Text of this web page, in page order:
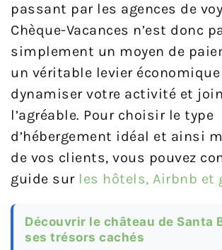
passant par les agences de
Chèque-Vacances n’est donc
simplement un moyen de
un véritable levier
dynamiser votre activité et
l’agréable. Pour choisir le type
d’hébergement idéal et ainsi
de vos clients, vous pouvez
guide sur les hôtels, Airbnb et
Découvrir le château de Santa
ses trésors cachés